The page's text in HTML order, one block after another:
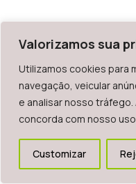
Valorizamos sua
Utilizamos cookies para
navegação, veicular
e analisar nosso
concorda com nosso
Customizar
WAZ - Av. do Contorno
Brasil.
Telefone: +55 (31)
Todos os direitos
ou